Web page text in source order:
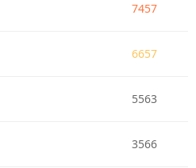
7457
6657
5563
3566